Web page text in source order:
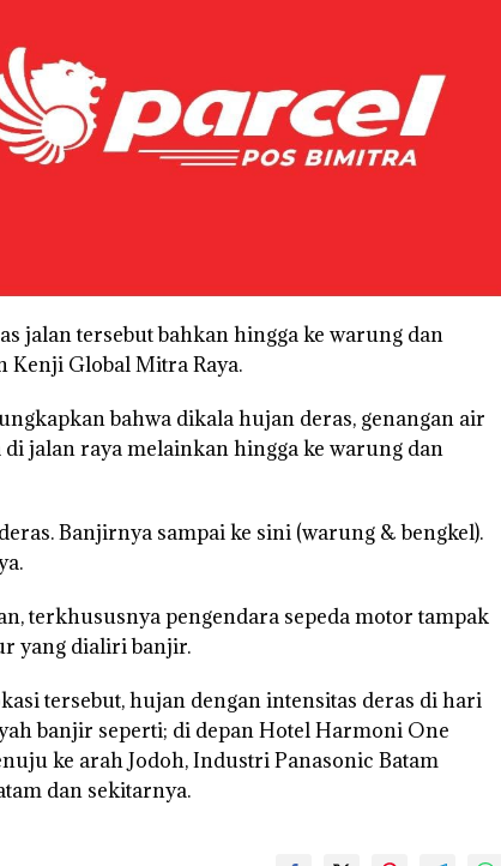
jalan tersebut bahkan hingga ke warung dan
Kenji Global Mitra Raya.
bahwa dikala hujan deras, genangan air
jalan raya melainkan hingga ke warung dan
Banjirnya sampai ke sini (warung & bengkel).
terkhususnya pengendara sepeda motor tampak
yang dialiri banjir.
tersebut, hujan dengan intensitas deras di hari
banjir seperti; di depan Hotel Harmoni One
ke arah Jodoh, Industri Panasonic Batam
dan sekitarnya.